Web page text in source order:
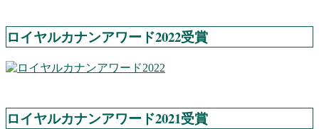
ロイヤルカナンアワード2022受賞
ロイヤルカナンアワード2021受賞